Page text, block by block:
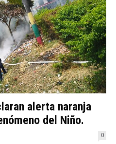
alerta naranja
del Niño.
0